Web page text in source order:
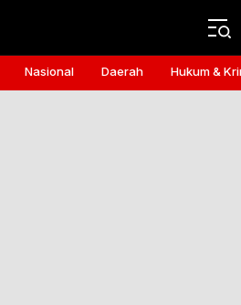
Nasional Daerah Hukum &